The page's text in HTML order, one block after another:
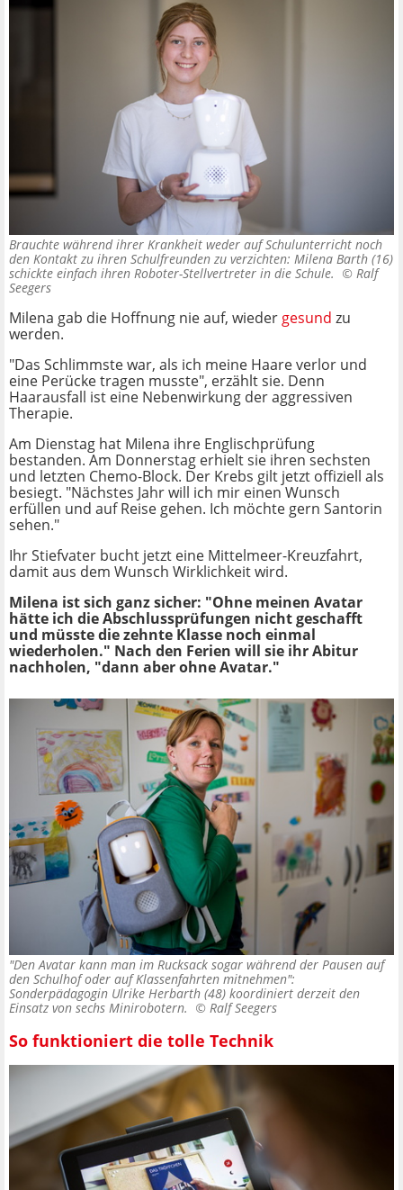
Brauchte während ihrer Krankheit weder auf Schulunterricht noch
den Kontakt zu ihren Schulfreunden zu verzichten: Milena Barth (16)
schickte einfach ihren Roboter-Stellvertreter in die Schule. © Ralf
Seegers
Milena gab die Hoffnung nie auf, wieder gesund zu
werden.
"Das Schlimmste war, als ich meine Haare verlor und
eine Perücke tragen musste", erzählt sie. Denn
Haarausfall ist eine Nebenwirkung der aggressiven
Therapie.
Am Dienstag hat Milena ihre Englischprüfung
bestanden. Am Donnerstag erhielt sie ihren sechsten
und letzten Chemo-Block. Der Krebs gilt jetzt offiziell als
besiegt. "Nächstes Jahr will ich mir einen Wunsch
erfüllen und auf Reise gehen. Ich möchte gern Santorin
sehen."
Ihr Stiefvater bucht jetzt eine Mittelmeer-Kreuzfahrt,
damit aus dem Wunsch Wirklichkeit wird.
Milena ist sich ganz sicher: "Ohne meinen Avatar
hätte ich die Abschlussprüfungen nicht geschafft
und müsste die zehnte Klasse noch einmal
wiederholen." Nach den Ferien will sie ihr Abitur
nachholen, "dann aber ohne Avatar."
"Den Avatar kann man im Rucksack sogar während der Pausen auf
den Schulhof oder auf Klassenfahrten mitnehmen":
Sonderpädagogin Ulrike Herbarth (48) koordiniert derzeit den
Einsatz von sechs Minirobotern. © Ralf Seegers
So funktioniert die tolle Technik